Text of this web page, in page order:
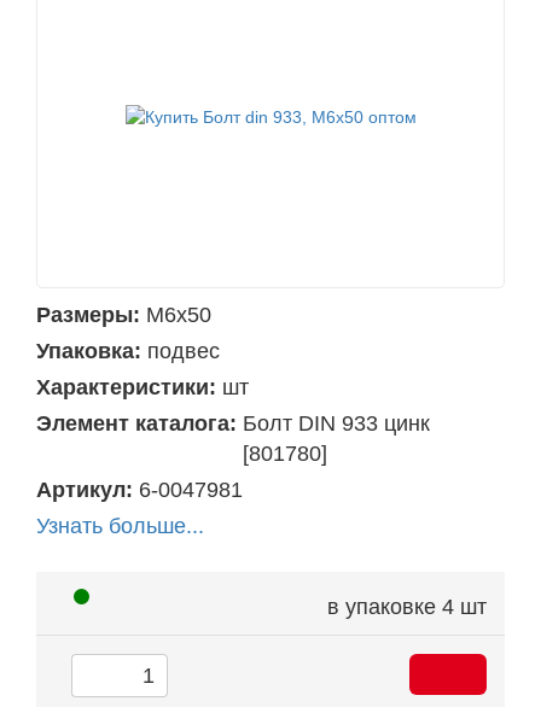
Размеры: М6х50
Упаковка: подвес
Характеристики: шт
Элемент каталога: Болт DIN 933 цинк
[801780]
Артикул: 6-0047981
Узнать больше...
в упаковке 4 шт